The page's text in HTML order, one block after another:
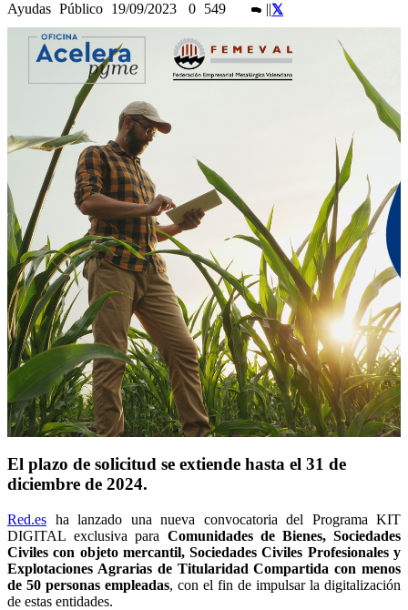
Ayudas Público 19/09/2023 0 549
El plazo de solicitud se extiende hasta el 31 de
diciembre de 2024.
Red.es ha lanzado una nueva convocatoria del Programa KIT
DIGITAL exclusiva para Comunidades de Bienes, Sociedades
Civiles con objeto mercantil, Sociedades Civiles Profesionales y
Explotaciones Agrarias de Titularidad Compartida con menos
de 50 personas empleadas, con el fin de impulsar la digitalización
de estas entidades.